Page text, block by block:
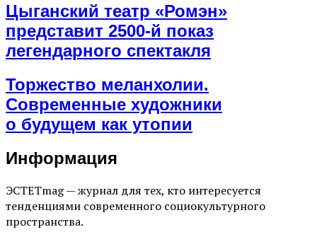
Цыганский театр «Ромэн»
представит 2500-й показ
легендарного спектакля
Торжество меланхолии.
Современные художники
о будущем как утопии
Информация
ЭСТЕТmag — журнал для тех, кто интересуется
тенденциями современного социокультурного
пространства.